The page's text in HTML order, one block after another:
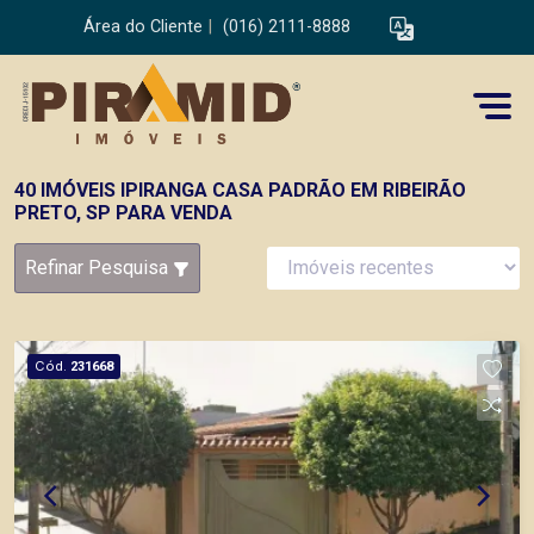
Área do Cliente (016) 2111-8888
40 IMÓVEIS IPIRANGA CASA PADRÃO EM RIBEIRÃO
PRETO, SP PARA VENDA
Refinar Pesquisa
Cód. 231668